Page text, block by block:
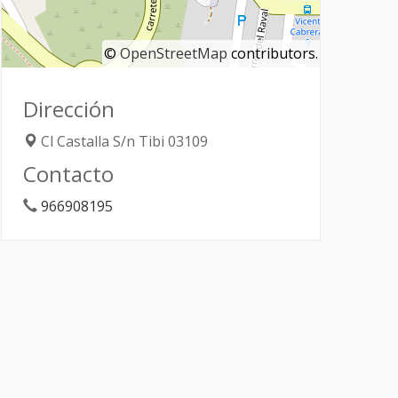
©OpenStreetMap contributors.
Dirección
Cl Castalla S/n Tibi 03109
Contacto
966908195